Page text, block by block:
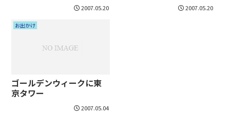
2007.05.20 2007.05.20
お出かけ
ゴールデンウィークに東
京タワー
2007.05.04